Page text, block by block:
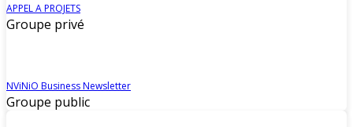
APPEL A PROJETS
Groupe privé
NViNiO Business Newsletter
Groupe public